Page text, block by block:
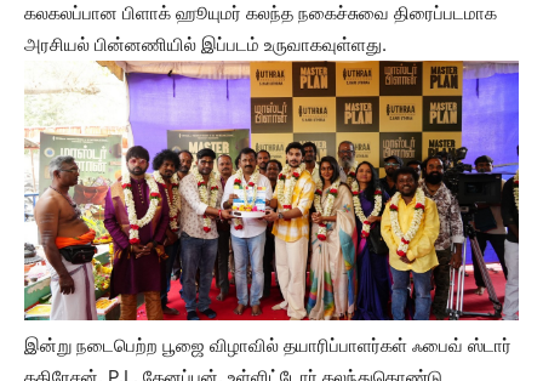
கலகலப்பான பிளாக் ஹூயுமர் கலந்த நகைச்சுவை திரைப்படமாக
அரசியல் பின்னணியில் இப்படம் உருவாகவுள்ளது.
இன்று நடைபெற்ற பூஜை விழாவில் தயாரிப்பாளர்கள் ஃபைவ் ஸ்டார்